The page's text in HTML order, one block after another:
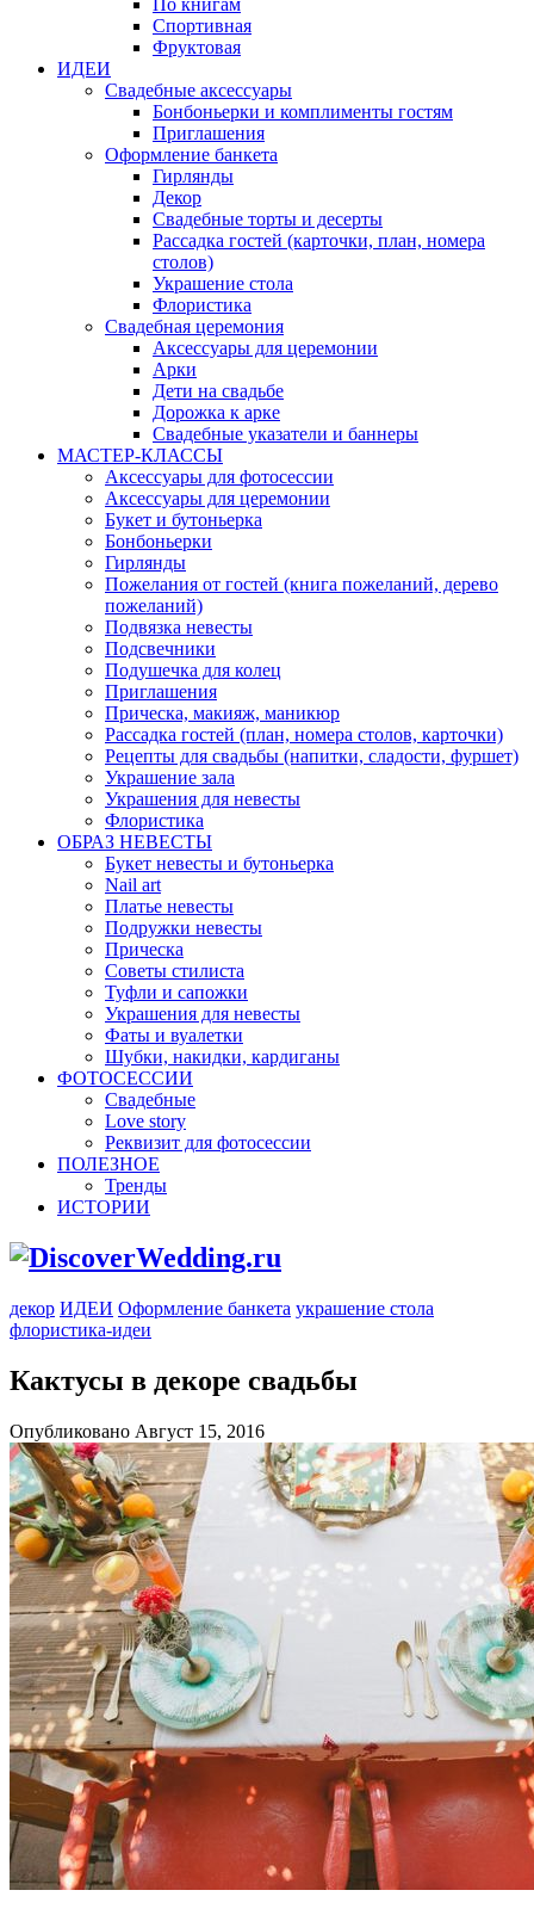
По книгам
Спортивная
Фруктовая
ИДЕИ
Свадебные аксессуары
Бонбоньерки и комплименты гостям
Приглашения
Оформление банкета
Гирлянды
Декор
Свадебные торты и десерты
Рассадка гостей (карточки, план, номера
столов)
Украшение стола
Флористика
Свадебная церемония
Аксессуары для церемонии
Арки
Дети на свадьбе
Дорожка к арке
Свадебные указатели и баннеры
МАСТЕР-КЛАССЫ
Аксессуары для фотосессии
Аксессуары для церемонии
Букет и бутоньерка
Бонбоньерки
Гирлянды
Пожелания от гостей (книга пожеланий, дерево
пожеланий)
Подвязка невесты
Подсвечники
Подушечка для колец
Приглашения
Прическа, макияж, маникюр
Рассадка гостей (план, номера столов, карточки)
Рецепты для свадьбы (напитки, сладости, фуршет)
Украшение зала
Украшения для невесты
Флористика
ОБРАЗ НЕВЕСТЫ
Букет невесты и бутоньерка
Nail art
Платье невесты
Подружки невесты
Прическа
Советы стилиста
Туфли и сапожки
Украшения для невесты
Фаты и вуалетки
Шубки, накидки, кардиганы
ФОТОСЕССИИ
Свадебные
Love story
Реквизит для фотосессии
ПОЛЕЗНОЕ
Тренды
ИСТОРИИ
декор ИДЕИ Оформление банкета украшение стола
флористика-идеи
Кактусы в декоре свадьбы
Опубликовано Август 15, 2016